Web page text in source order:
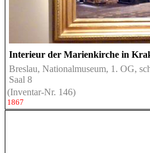
Interieur der Marienkirche in
Breslau, Nationalmuseum, 1. OG,
Saal 8
(Inventar-Nr. 146)
1867